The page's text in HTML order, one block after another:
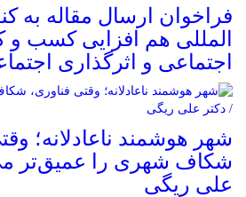
فراخوان ارسال مقاله به
المللی هم افزایی کسب و
اجتماعی و اثرگذاری
شهر هوشمند ناعادلانه؛
شکاف شهری را عمیق‌تر
علی ریگی